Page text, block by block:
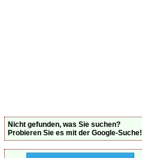
Nicht gefunden, was Sie suchen?
Probieren Sie es mit der Google-Suche!